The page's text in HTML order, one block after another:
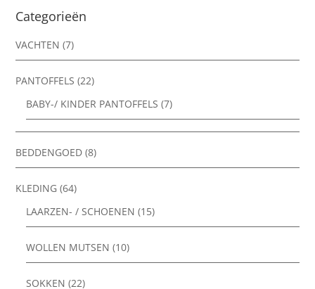
Categorieën
VACHTEN (7)
PANTOFFELS (22)
BABY-/ KINDER PANTOFFELS (7)
BEDDENGOED (8)
KLEDING (64)
LAARZEN- / SCHOENEN (15)
WOLLEN MUTSEN (10)
SOKKEN (22)